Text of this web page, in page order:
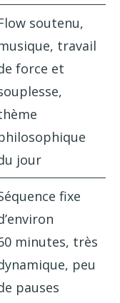
soutenu,
travail
force et
jour
fixe
minutes, très
peu
pauses